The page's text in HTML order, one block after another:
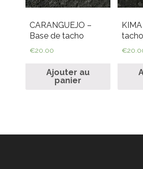
CARANGUEJO –
Base de tacho
€20.00
Ajouter au
panier
tacho
€